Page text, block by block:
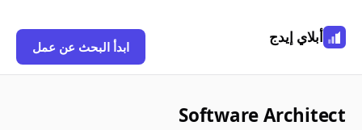
أبلاي إيدج
ابدأ البحث عن عمل
Software Architect